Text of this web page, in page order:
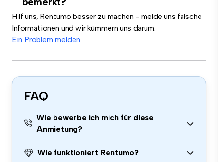
Hilf uns, Rentumo besser zu machen - melde uns falsche
Informationen und wir kümmern uns darum.
Ein Problem melden
FAQ
Wie bewerbe ich mich für diese
Anmietung?
Wie funktioniert Rentumo?